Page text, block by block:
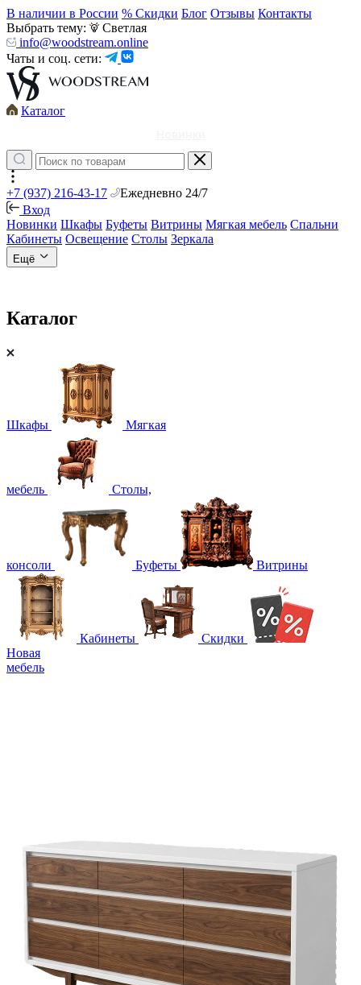
В наличии в России % Скидки Блог Отзывы Контакты
Выбрать тему:
Светлая
info@woodstream.online
Чаты и соц. сети:
Каталог
+7 (937) 216-43-17
Ежедневно 24/7
Вход
Новинки Шкафы Буфеты Витрины Мягкая мебель Спальни
Кабинеты Освещение Столы Зеркала
Ещё
Каталог
Шкафы Мягкая
мебель Столы,
консоли Буфеты Витрины
Кабинеты
Скидки
Новая
мебель